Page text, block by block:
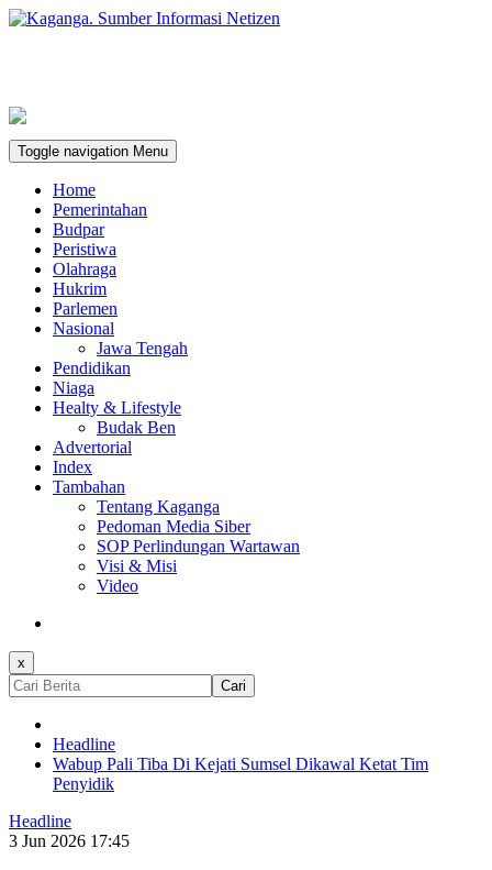
Toggle navigation Menu
Home
Pemerintahan
Budpar
Peristiwa
Olahraga
Hukrim
Parlemen
Nasional
Jawa Tengah
Pendidikan
Niaga
Healty & Lifestyle
Budak Ben
Advertorial
Index
Tambahan
Tentang Kaganga
Pedoman Media Siber
SOP Perlindungan Wartawan
Visi & Misi
Video
x
Cari
Headline
Wabup Pali Tiba Di Kejati Sumsel Dikawal Ketat Tim
Penyidik
Headline
3 Jun 2026 17:45